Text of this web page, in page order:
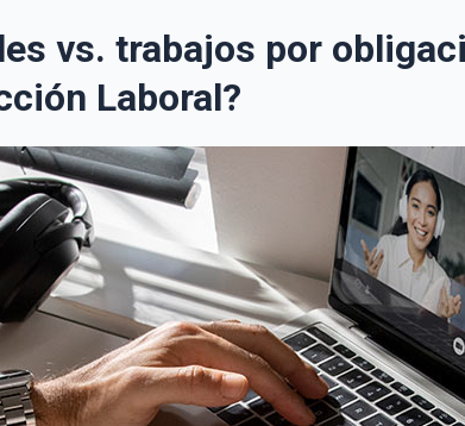
vs. trabajos por
Laboral?